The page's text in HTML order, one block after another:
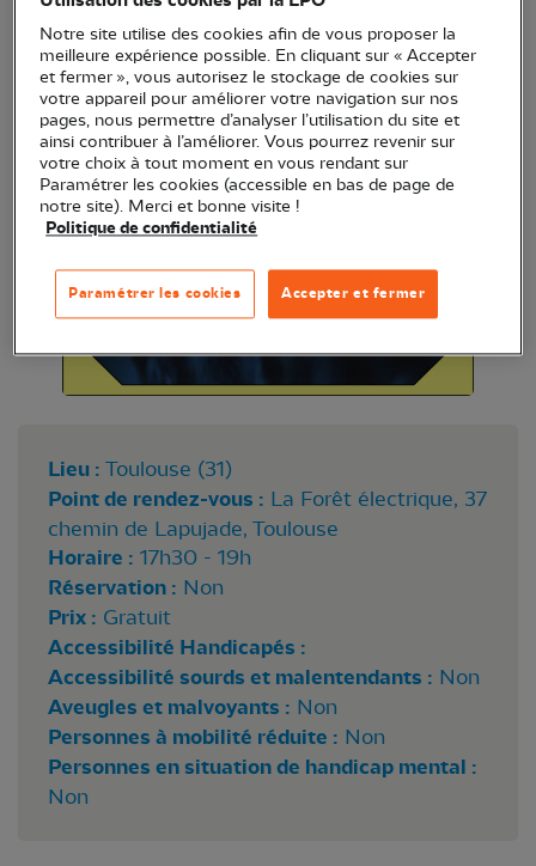
Lieu : Toulouse (31)
Point de rendez-vous : La Forêt électrique, 37
chemin de Lapujade, Toulouse
Horaire : 17h30 - 19h
Réservation : Non
Prix : Gratuit
Accessibilité Handicapés :
Accessibilité sourds et malentendants : Non
Aveugles et malvoyants : Non
Personnes à mobilité réduite : Non
Personnes en situation de handicap mental :
Non
Notre site utilise des cookies afin de vous proposer la
meilleure expérience possible. En cliquant sur « Accepter
et fermer », vous autorisez le stockage de cookies sur
votre appareil pour améliorer votre navigation sur nos
pages, nous permettre d’analyser l’utilisation du site et
ainsi contribuer à l’améliorer. Vous pourrez revenir sur
votre choix à tout moment en vous rendant sur
Paramétrer les cookies (accessible en bas de page de
notre site). Merci et bonne visite !
Politique de confidentialité
Accepter et fermer
Paramétrer les cookies